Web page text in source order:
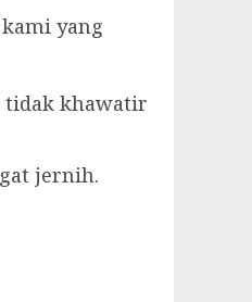
yang
tidak khawatir
jernih.